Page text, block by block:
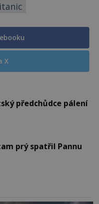
X
předchůdce pálení
prý spatřil Pannu